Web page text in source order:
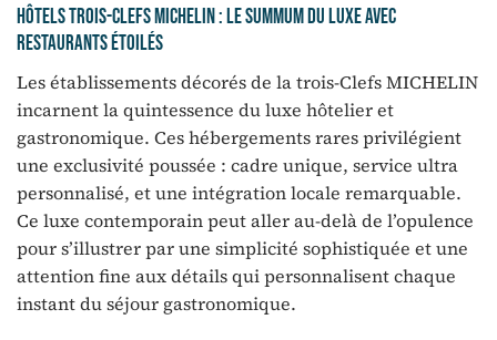
Hôtels Trois-Clefs MICHELIN : le summum du luxe avec
restaurants étoilés
Les établissements décorés de la trois-Clefs MICHELIN
incarnent la quintessence du luxe hôtelier et
gastronomique. Ces hébergements rares privilégient
une exclusivité poussée : cadre unique, service ultra
personnalisé, et une intégration locale remarquable.
Ce luxe contemporain peut aller au-delà de l’opulence
pour s’illustrer par une simplicité sophistiquée et une
attention fine aux détails qui personnalisent chaque
instant du séjour gastronomique.